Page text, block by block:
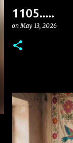
1105.....
onMay 13, 2026